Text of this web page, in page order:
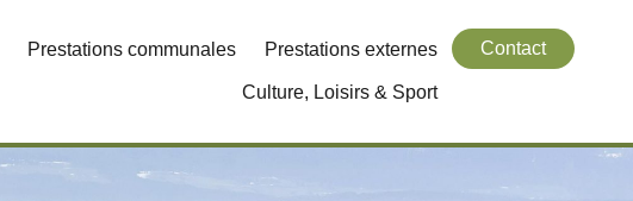
Prestations communales Prestations externes
Culture, Loisirs & Sport
Contact